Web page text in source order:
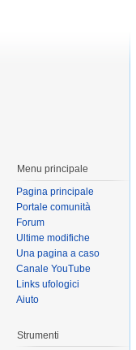
Menu principale
Pagina principale
Portale comunità
Forum
Ultime modifiche
Una pagina a caso
Canale YouTube
Links ufologici
Aiuto
Strumenti